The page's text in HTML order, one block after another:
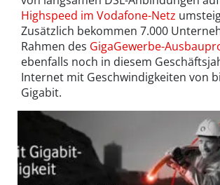
Highspeed im Vodafone-Netz
Zusätzlich bekommen 7.000
Rahmen des GigaGewerbe-
ebenfalls noch in diesem
Internet mit Geschwindigkeiten von
Gigabit.